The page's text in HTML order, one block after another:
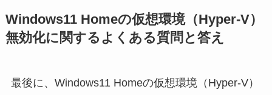
Windows11 Homeの仮想環境（Hyper-V）
無効化に関するよくある質問と答え
最後に、Windows11 Homeの仮想環境（Hyper-V）